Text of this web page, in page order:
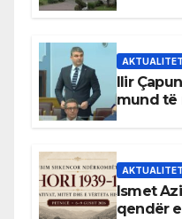
AKTUALITET
Ilir
mund të
AKTUALITET
Ismet
qendër